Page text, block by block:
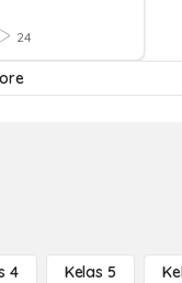
24
4 Kelas 5